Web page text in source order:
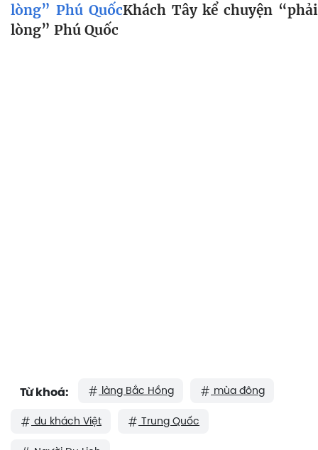
lòng” Phú QuốcKhách Tây kể chuyện “phải
lòng” Phú Quốc
Từ khoá: làng Bắc Hồng mùa đông
du khách Việt Trung Quốc